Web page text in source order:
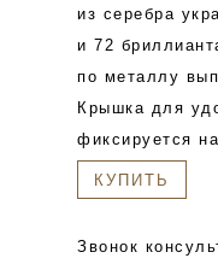
из серебра
и 72
по металлу
Крышка для
фиксируется
КУПИТЬ
Звонок